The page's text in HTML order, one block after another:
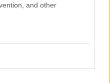
and other
pénzügyi ismereteit
programsorozat
Budapest-Szolnok:
biztonságosabb lett a vasút